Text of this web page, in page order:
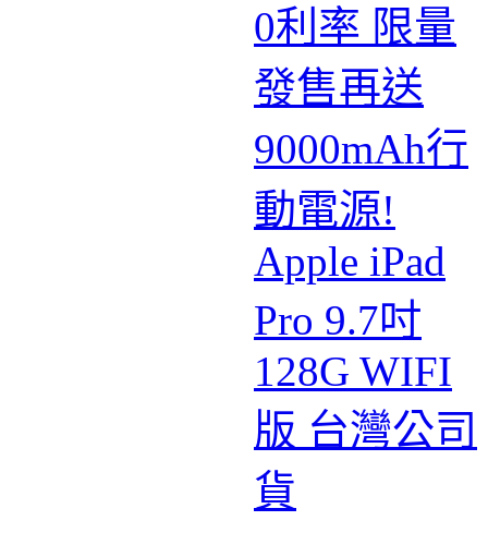
0利率 限量
發售再送
9000mAh行
動電源!
Apple iPad
Pro 9.7吋
128G WIFI
版 台灣公司
貨